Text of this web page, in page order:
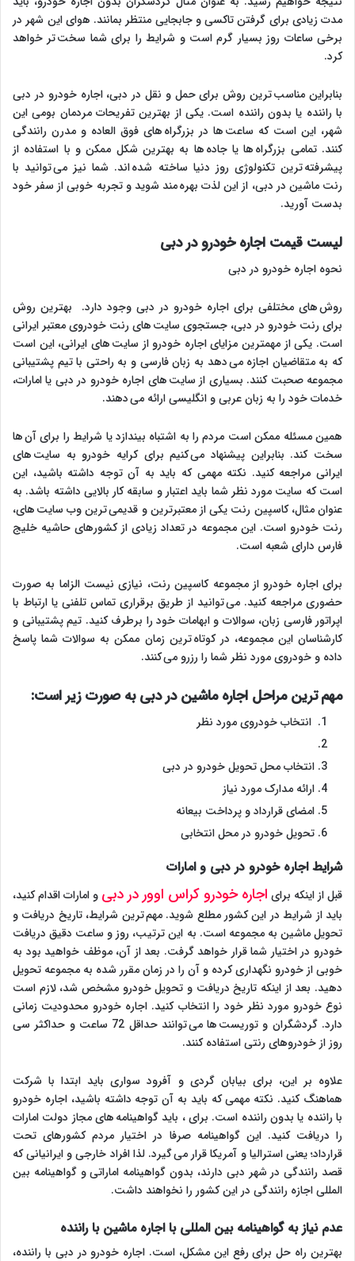
مدت زیادی برای گرفتن تاکسی و جابجایی منتظر بمانند. هوای این شهر در
برخی ساعات روز بسیار گرم است و شرایط را برای شما سخت تر خواهد
کرد.
بنابراین مناسب ترین روش برای حمل و نقل در دبی، اجاره خودرو در دبی
با راننده یا بدون راننده است. یکی از بهترین تفریحات مردمان بومی این
شهر، این است که ساعت ها در بزرگراه های فوق العاده و مدرن رانندگی
کنند. تمامی بزرگراه ها یا جاده ها به بهترین شکل ممکن و با استفاده از
پیشرفته ترین تکنولوژی روز دنیا ساخته شده اند. شما نیز می توانید با
رنت ماشین در دبی، از این لذت بهره مند شوید و تجربه خوبی از سفر خود
بدست آورید.
لیست قیمت اجاره خودرو در دبی
نحوه اجاره خودرو در دبی
روش های مختلفی برای اجاره خودرو در دبی وجود دارد. بهترین روش
برای رنت خودرو در دبی، جستجوی سایت های رنت خودروی معتبر ایرانی
است. یکی از مهمترین مزایای اجاره خودرو از سایت های ایرانی، این است
که به متقاضیان اجازه می دهد به زبان فارسی و به راحتی با تیم پشتیبانی
مجموعه صحبت کنند. بسیاری از سایت های اجاره خودرو در دبی یا امارات،
خدمات خود را به زبان عربی و انگلیسی ارائه می دهند.
همین مسئله ممکن است مردم را به اشتباه بیندازد یا شرایط را برای آن ها
سخت کند. بنابراین پیشنهاد می کنیم برای کرایه خودرو به سایت های
ایرانی مراجعه کنید. نکته مهمی که باید به آن توجه داشته باشید، این
است که سایت مورد نظر شما باید اعتبار و سابقه کار بالایی داشته باشد. به
عنوان مثال، کاسپین رنت یکی از معتبرترین و قدیمی ترین وب سایت های،
رنت خودرو است. این مجموعه در تعداد زیادی از کشورهای حاشیه خلیج
فارس دارای شعبه است.
برای اجاره خودرو از مجموعه کاسپین رنت، نیازی نیست الزاما به صورت
حضوری مراجعه کنید. می توانید از طریق برقراری تماس تلفنی یا ارتباط با
اپراتور فارسی زبان، سوالات و ابهامات خود را برطرف کنید. تیم پشتیبانی و
کارشناسان این مجموعه، در کوتاه ترین زمان ممکن به سوالات شما پاسخ
داده و خودروی مورد نظر شما را رزرو می کنند.
مهم ترین مراحل اجاره ماشین در دبی به صورت زیر است:
انتخاب خودروی مورد نظر
انتخاب محل تحویل خودرو در دبی
ارائه مدارک مورد نیاز
امضای قرارداد و پرداخت بیعانه
تحویل خودرو در محل انتخابی
شرایط اجاره خودرو در دبی و امارات
قبل از اینکه برای اجاره خودرو کراس اوور در دبی و امارات اقدام کنید،
باید از شرایط در این کشور مطلع شوید. مهم ترین شرایط، تاریخ دریافت و
تحویل ماشین به مجموعه است. به این ترتیب، روز و ساعت دقیق دریافت
خودرو در اختیار شما قرار خواهد گرفت. بعد از آن، موظف خواهید بود به
خوبی از خودرو نگهداری کرده و آن را در زمان مقرر شده به مجموعه تحویل
دهید. بعد از اینکه تاریخ دریافت و تحویل خودرو مشخص شد، لازم است
نوع خودرو مورد نظر خود را انتخاب کنید. اجاره خودرو محدودیت زمانی
دارد. گردشگران و توریست ها می توانند حداقل 72 ساعت و حداکثر سی
روز از خودروهای رنتی استفاده کنند.
علاوه بر این، برای بیابان گردی و آفرود سواری باید ابتدا با شرکت
هماهنگ کنید. نکته مهمی که باید به آن توجه داشته باشید، اجاره خودرو
با راننده یا بدون راننده است. برای ، باید گواهینامه های مجاز دولت امارات
را دریافت کنید. این گواهینامه صرفا در اختیار مردم کشورهای تحت
قرارداد؛ یعنی استرالیا و آمریکا قرار می گیرد. لذا افراد خارجی و ایرانیانی که
قصد رانندگی در شهر دبی دارند، بدون گواهینامه اماراتی و گواهینامه بین
المللی اجازه رانندگی در این کشور را نخواهند داشت.
عدم نیاز به گواهینامه بین المللی با اجاره ماشین با راننده
بهترین راه حل برای رفع این مشکل، است. اجاره خودرو در دبی با راننده،